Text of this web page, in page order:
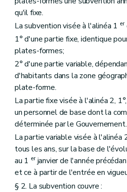
qu'il fixe.
La subvention visée à l'alinéa 1 er
1° d'une partie fixe, identique
plates-formes;
2° d'une partie variable,
d'habitants dans la zone
plate-forme.
La partie fixe visée à l'alinéa 2,
un personnel de base dont la
déterminée par le Gouvernement.
La partie variable visée à l'alinéa
tous les ans, sur la base de
au 1 erjanvier de l'année
et ce à partir de l'entrée en
§ 2. La subvention couvre :